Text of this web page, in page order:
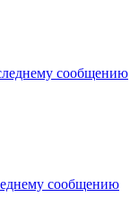
сообщению
сообщению